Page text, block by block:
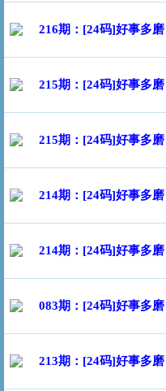
216期：[24码]好事多磨
215期：[24码]好事多磨
215期：[24码]好事多磨
214期：[24码]好事多磨
214期：[24码]好事多磨
083期：[24码]好事多磨
213期：[24码]好事多磨